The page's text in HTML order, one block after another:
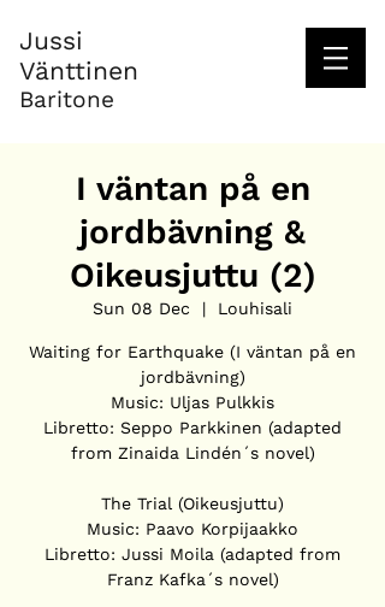
Jussi
Vänttinen
Baritone
I väntan på en
jordbävning &
Oikeusjuttu (2)
Sun 08 Dec
  |
Louhisali
Waiting for Earthquake (I väntan på en
jordbävning)
Music: Uljas Pulkkis
Libretto: Seppo Parkkinen (adapted
from Zinaida Lindén´s novel)
The Trial (Oikeusjuttu)
Music: Paavo Korpijaakko
Libretto: Jussi Moila (adapted from